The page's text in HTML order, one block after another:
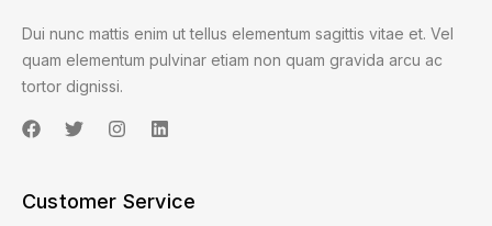
Dui nunc mattis enim ut tellus elementum sagittis vitae et. Vel
quam elementum pulvinar etiam non quam gravida arcu ac
tortor dignissi.
Customer Service